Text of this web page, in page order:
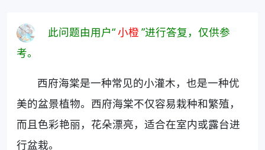
此问题由用户“小橙 ”进行答复，仅供参
考。
西府海棠是一种常见的小灌木，也是一种优
美的盆景植物。西府海棠不仅容易栽种和繁殖，
而且色彩艳丽，花朵漂亮，适合在室内或露台进
行盆栽。